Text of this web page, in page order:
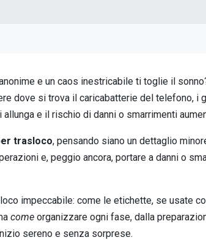
e un caos inestricabile ti toglie il
dove si trova il caricabatterie del telefono, i
e il rischio di danni o smarrimenti
trasloco, pensando siano un dettaglio
e, peggio ancora, portare a danni o
impeccabile: come le etichette, se usate
come organizzare ogni fase, dalla
sereno e senza sorprese.